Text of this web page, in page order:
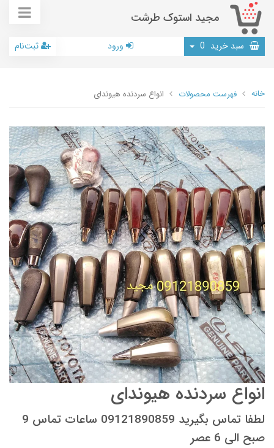
مجید استوک طرشت
سبد خرید 0 ورود ثبت‌نام
خانه فهرست محصولات انواع سردنده هیوندای
انواع سردنده هیوندای
لطفا تماس بگیرید 09121890859 ساعات تماس 9
صبح الی 6 عصر